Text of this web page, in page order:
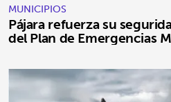
MUNICIPIOS
Pájara refuerza su
del Plan de Emergencias